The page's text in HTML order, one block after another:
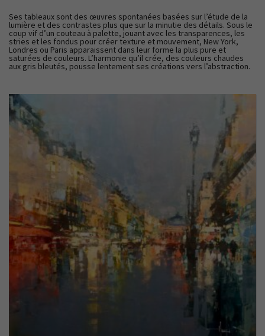
Ses tableaux sont des œuvres spontanées basées sur l’étude de la
lumière et des contrastes plus que sur la minutie des détails. Sous le
coup vif d’un couteau à palette, jouant avec les transparences, les
stries et les fondus pour créer texture et mouvement, New York,
Londres ou Paris apparaissent dans leur forme la plus pure et
saturées de couleurs. L’harmonie qu’il crée, des couleurs chaudes
aux gris bleutés, pousse lentement ses créations vers l’abstraction.